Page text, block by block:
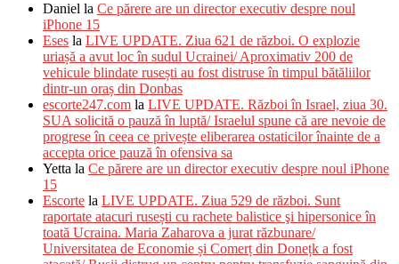
Daniel la Ce părere are un director executiv despre noul
iPhone 15
Eses la LIVE UPDATE. Ziua 621 de război. O explozie
uriașă a avut loc în sudul Ucrainei/ Aproximativ 200 de
vehicule blindate rusești au fost distruse în timpul bătăliilor
dintr-un oraș din Donbas
escorte247.com la LIVE UPDATE. Război în Israel, ziua 30.
SUA solicită o pauză în luptă/ Israelul spune că are nevoie de
progrese în ceea ce privește eliberarea ostaticilor înainte de a
accepta orice pauză în ofensiva sa
Yetta la Ce părere are un director executiv despre noul iPhone
15
Escorte la LIVE UPDATE. Ziua 529 de război. Sunt
raportate atacuri rusești cu rachete balistice şi hipersonice în
toată Ucraina. Maria Zaharova a jurat răzbunare/
Universitatea de Economie și Comerț din Donețk a fost